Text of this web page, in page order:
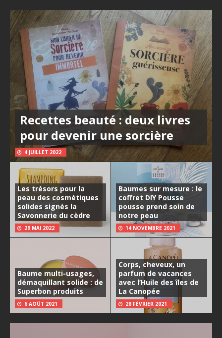
Recettes beauté : deux livres
pour devenir une sorcière
4 JUILLET 2022
Les trésors pour la
peau des cosmétiques
solides signés la
Savonnerie du cèdre
29 MAI 2022
Baumes sur mesure : le
coffret DIY Pousse
pousse prend soin de
notre peau
14 NOVEMBRE 2021
Baume multi-usages,
démaquillant solide : de
Superbon produits
6 AOÛT 2021
Corps, cheveux, un
parfum de vacances
avec l’Huile des îles de
La Canopée
28 FÉVRIER 2021